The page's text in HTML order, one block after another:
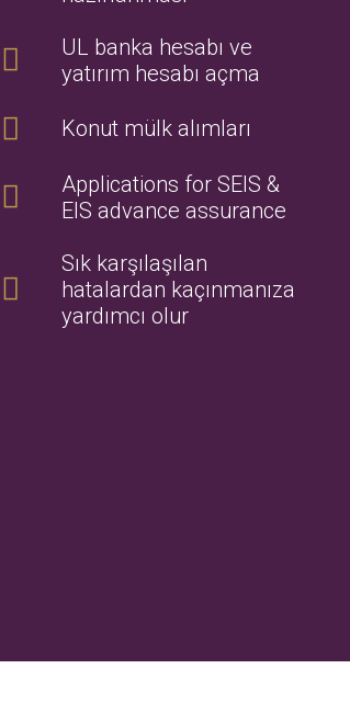
UL banka hesabı ve
yatırım hesabı açma
Konut mülk alımları
Applications for SEIS &
EIS advance assurance
Sık karşılaşılan
hatalardan kaçınmanıza
yardımcı olur